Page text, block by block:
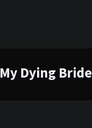
My Dying Bride